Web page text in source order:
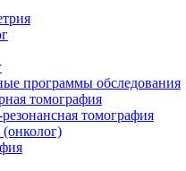
программы обследования
томография
томография